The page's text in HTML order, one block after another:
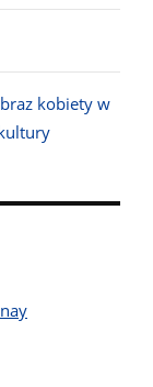
kobiety w